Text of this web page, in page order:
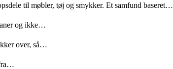
til møbler, tøj og smykker. Et samfund baseret…
og ikke…
over, så…
fra…